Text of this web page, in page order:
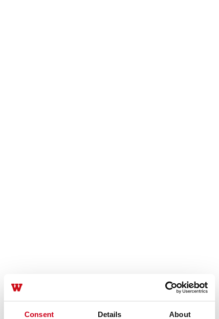
Consent Details About